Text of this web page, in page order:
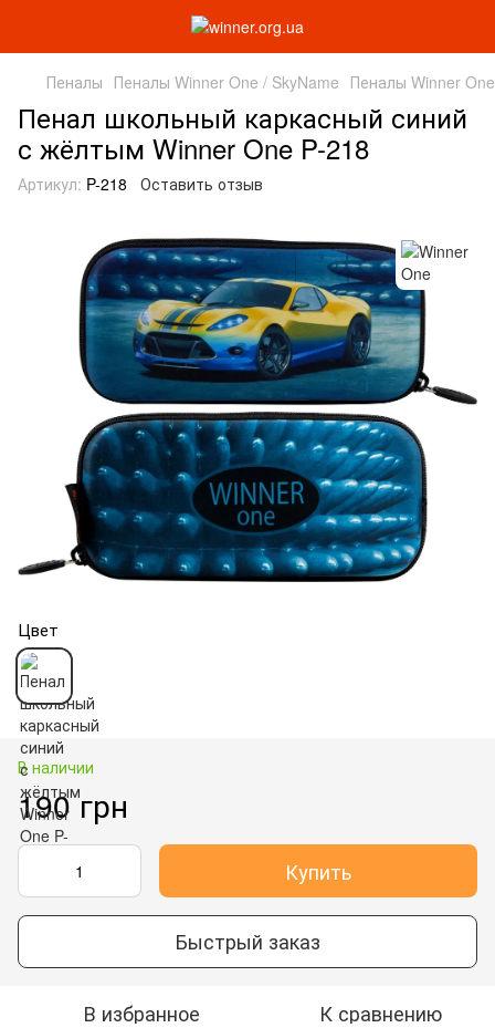
Пеналы Пеналы Winner One / SkyName Пеналы Winner
Пенал школьный каркасный синий
с жёлтым Winner One P-218
Артикул: P-218 Оставить отзыв
Цвет
В наличии
190 грн
Купить
Быстрый заказ
В избранное К сравнению